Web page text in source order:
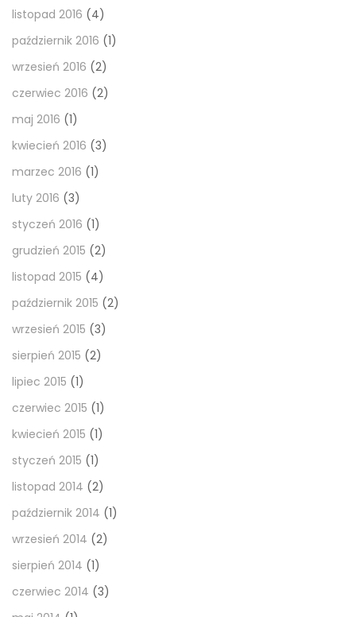
listopad 2016 (4)
październik 2016 (1)
wrzesień 2016 (2)
czerwiec 2016 (2)
maj 2016 (1)
kwiecień 2016 (3)
marzec 2016 (1)
luty 2016 (3)
styczeń 2016 (1)
grudzień 2015 (2)
listopad 2015 (4)
październik 2015 (2)
wrzesień 2015 (3)
sierpień 2015 (2)
lipiec 2015 (1)
czerwiec 2015 (1)
kwiecień 2015 (1)
styczeń 2015 (1)
listopad 2014 (2)
październik 2014 (1)
wrzesień 2014 (2)
sierpień 2014 (1)
czerwiec 2014 (3)